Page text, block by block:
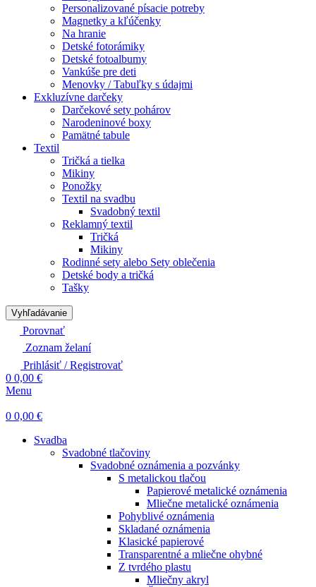
Personalizované písacie potreby
Magnetky a kľúčenky
Na hranie
Detské fotorámiky
Detské fotoalbumy
Vankúše pre deti
Menovky / Tabuľky s údajmi
Exkluzívne darčeky
Darčekové sety pohárov
Narodeninové boxy
Pamätné tabule
Textil
Tričká a tielka
Mikiny
Ponožky
Textil na svadbu
Svadobný textil
Reklamný textil
Tričká
Mikiny
Rodinné sety alebo Sety oblečenia
Detské body a tričká
Tašky
Vyhľadávanie
Porovnať
Zoznam želaní
Prihlásiť / Registrovať
0 0,00 €
Menu
0 0,00 €
Svadba
Svadobné tlačoviny
Svadobné oznámenia a pozvánky
S metalickou tlačou
Papierové metalické oznámenia
Mliečne metalické oznámenia
Pohyblivé oznámenia
Skladané oznámenia
Klasické papierové
Transparentné a mliečne ohybné
Z tvrdého plastu
Mliečny akryl